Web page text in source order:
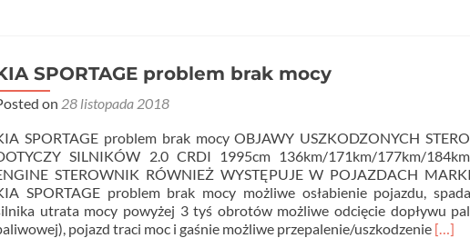
SPORTAGE problem brak mocy
on 28 listopada 2018
SPORTAGE problem brak mocy OBJAWY USZKODZONYCH
SILNIKÓW 2.0 CRDI 1995cm 136km/171km/177km/
STEROWNIK RÓWNIEŻ WYSTĘPUJE W POJAZDACH
SPORTAGE problem brak mocy możliwe osłabienie pojazdu,
utrata mocy powyżej 3 tyś obrotów możliwe odcięcie dopływu
pojazd traci moc i gaśnie możliwe przepalenie/uszkodzenie Read
[…]